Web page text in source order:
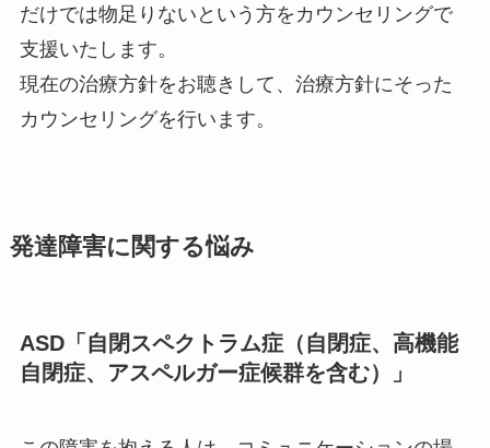
だけでは物足りないという方をカウンセリングで
支援いたします。
現在の治療方針をお聴きして、治療方針にそった
カウンセリングを行います。
発達障害に関する悩み
ASD「自閉スペクトラム症（自閉症、高機能
自閉症、アスペルガー症候群を含む）」